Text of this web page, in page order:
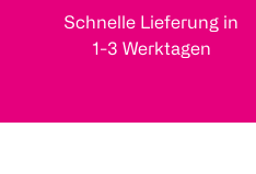
Schnelle Lieferung in
1-3 Werktagen